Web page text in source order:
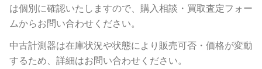
は個別に確認いたしますので、購入相談・買取査定フォー
ムからお問い合わせください。
中古計測器は在庫状況や状態により販売可否・価格が変動
するため、詳細はお問い合わせください。